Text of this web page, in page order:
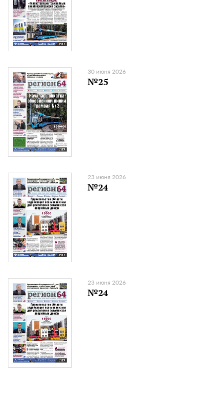
30 июня 2026
№25
23 июня 2026
№24
23 июня 2026
№24